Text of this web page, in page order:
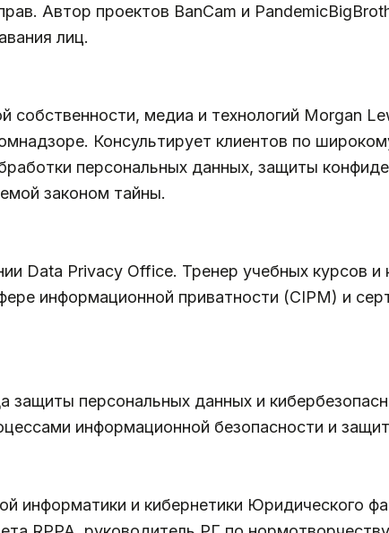
Автор проектов BanCam и
лиц.
собственности, медиа и технологий Morgan
Консультирует клиентов по
персональных данных, защиты
законом тайны.
Data Privacy Office. Тренер учебных курсов и
информационной приватности (CIPM) и
защиты персональных данных и
информационной безопасности и
информатики и кибернетики Юридического